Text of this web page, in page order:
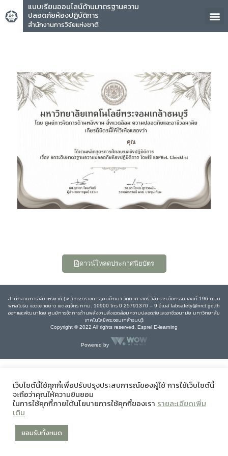
แบบเรียนออนไลน์ด้านมาตรฐานความ
ปลอดภัยห้องปฏิบัติการ
สำนักงานการวิจัยแห่งชาติ
คุณ
ดาวน์โหลดประกาศนียบัตร
สำนักงานการวิจัยแห่งชาติ (วช.) กระทรวงการอุดมศึกษา วิทยาศาสตร์ วิจัยและนวัตกรรม เลขที่ 196 ถนน
พหลโยธิน แขวงลาดยาว เขตจตุจักร กทม. 10900 โทร 0 25791370 – 9 อีเมล์ labsafety@nrct.go.th
ออกและพัฒนาโดย ศูนย์การจัดการด้านพลังงานสิ่งแวดล้อมความปลอดภัยและอาชีวอนามัย มหาวิทยาลัย
เทคโนโลยีพระจอมเกล้าธนบุรี
Copyright © 2022 All rights reserved, Esprel E-learning
Powered by
เว็บไซต์นี้ใช้คุกกี้เพื่อปรับปรุงประสบการณ์ของผู้ใช้ การใช้เว็บไซต์นี้
จะถือว่าคุณให้ความยินยอม
ในการใช้คุกกี้ภายใต้นโยบายการใช้คุกกี้ของเรา รายละเอียดเพิ่ม
เติม
ยอมรับทั้งหมด